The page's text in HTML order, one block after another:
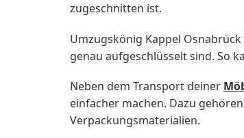
zugeschnitten ist.
Umzugskönig Kappel
genau aufgeschlüsselt sind. So
Neben dem Transport deiner
einfacher machen. Dazu
Verpackungsmaterialien.